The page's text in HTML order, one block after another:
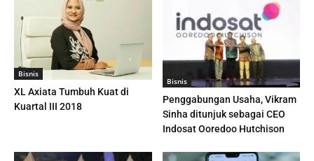
Bisnis
XL Axiata Tumbuh Kuat di
Kuartal III 2018
Bisnis
Penggabungan Usaha, Vikram
Sinha ditunjuk sebagai CEO
Indosat Ooredoo Hutchison